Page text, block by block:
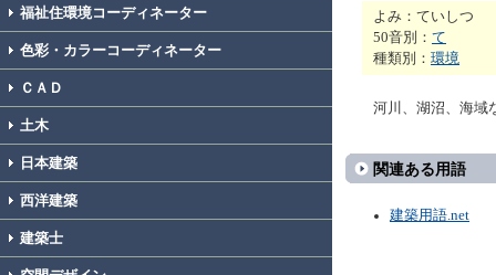
福祉住環境コーディネーター
色彩・カラーコーディネーター
ＣＡＤ
土木
日本建築
西洋建築
建築士
よみ：ていしつ
50音別： て
種類別： 環境
河川、湖沼、海域
関連ある用語
建築用語.net